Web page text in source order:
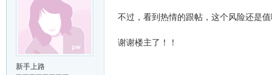
新手上路
不过，看到热情的跟帖，这个风险还是
谢谢楼主了！！